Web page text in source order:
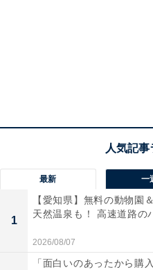
最新 一
1
【愛知県】無料の動物園
天然温泉も！ 高速道路の
2026/08/07
「面白いのあったから購